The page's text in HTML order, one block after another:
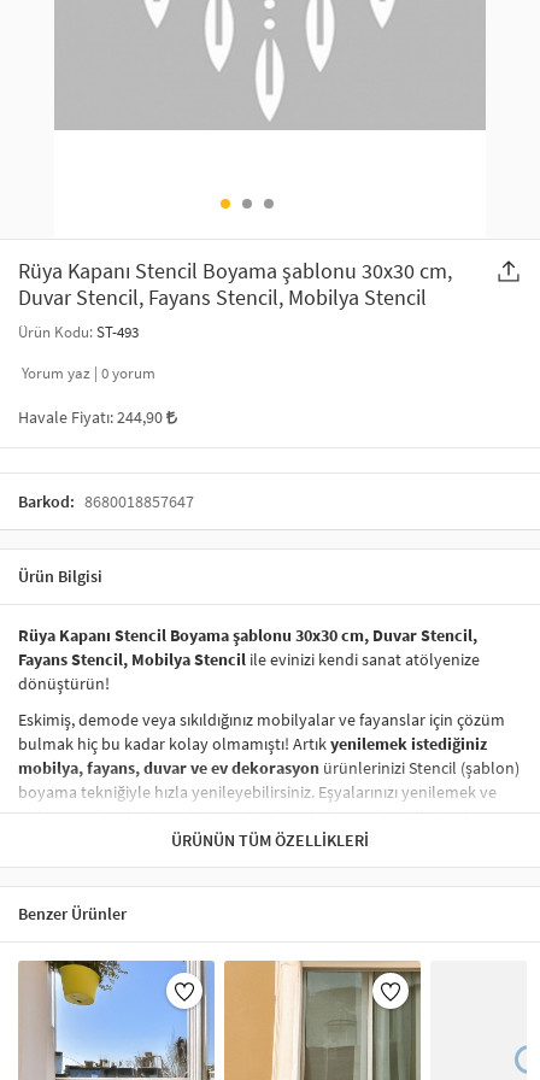
SAÇ AKSESUARLARI
GELİN / DÜĞÜN AKSESUARLARI
ŞAL VE FULAR
ODA KOKUSU VE MUM
Rüya Kapanı Stencil Boyama şablonu 30x30 cm,
Duvar Stencil, Fayans Stencil, Mobilya Stencil
Ürün Kodu:ST-493
Yorum yaz | 0yorum
Havale Fiyatı:244,90
Barkod: 8680018857647
Ürün Bilgisi
Rüya Kapanı Stencil Boyama şablonu 30x30 cm, Duvar Stencil,
Fayans Stencil, Mobilya Stencil ile evinizi kendi sanat atölyenize
dönüştürün!
Eskimiş, demode veya sıkıldığınız mobilyalar ve fayanslar için çözüm
bulmak hiç bu kadar kolay olmamıştı! Artıkyenilemek istediğiniz
mobilya, fayans, duvar ve ev dekorasyon ürünlerinizi Stencil (şablon)
boyama tekniğiyle hızla yenileyebilirsiniz. Eşyalarınızı yenilemek ve
onlaramodern bir hava katmakhiç de pahalı ve zahmetli olmak
zorunda değil! Stencil şablonları, dilediğiniz her yüzeye pratik bir
şekildedesen uygulamanızısağlar ve mobilyalarınızın, duvarlarınızın,
kumaşlarınızın görünümünü anında değiştirebilir.
Çocuğunuzun dolabına, mutfak fayanslarına,
kumaşlara bile bant yardımıyla sabitleyip, istediğiniz renklerle
boyama yapabilirsiniz. Evinizi,
kişisel zevkinizle özelleştirebilir
boyama seti ile yaratıcı projeler gerçekleştirebilirsiniz.El işi ve ev
dekorasyonu
sevenler için stencil, kolayca uygulanabilecek eğlenceli
ve etkili bir aktivitedir.
ÜRÜNÜN TÜM ÖZELLIKLERI
Benzer Ürünler